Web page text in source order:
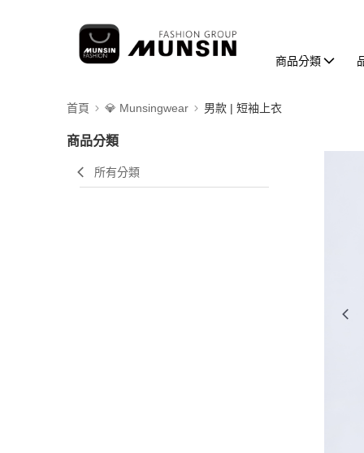
商品分類
首頁 💎 Munsingwear 男款 | 短袖上衣
商品分類
所有分類